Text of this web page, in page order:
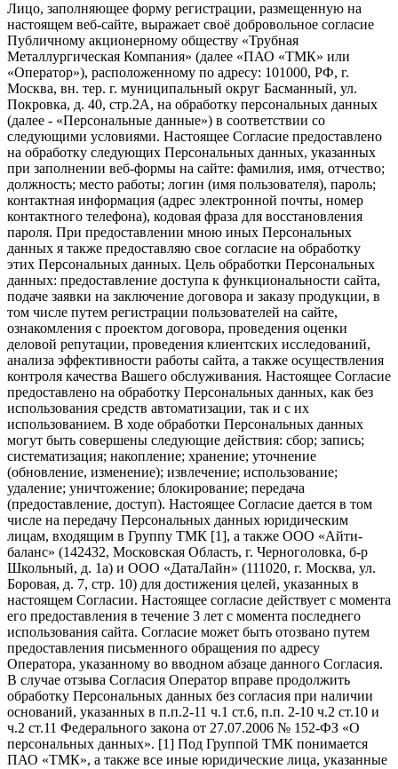
Лицо, заполняющее форму регистрации, размещенную на
настоящем веб-сайте, выражает своё добровольное согласие
Публичному акционерному обществу «Трубная
Металлургическая Компания» (далее «ПАО «ТМК» или
«Оператор»), расположенному по адресу: 101000, РФ, г.
Москва, вн. тер. г. муниципальный округ Басманный, ул.
Покровка, д. 40, стр.2А, на обработку персональных данных
(далее - «Персональные данные») в соответствии со
следующими условиями. Настоящее Согласие предоставлено
на обработку следующих Персональных данных, указанных
при заполнении веб-формы на сайте: фамилия, имя, отчество;
должность; место работы; логин (имя пользователя), пароль;
контактная информация (адрес электронной почты, номер
контактного телефона), кодовая фраза для восстановления
пароля. При предоставлении мною иных Персональных
данных я также предоставляю свое согласие на обработку
этих Персональных данных. Цель обработки Персональных
данных: предоставление доступа к функциональности сайта,
подаче заявки на заключение договора и заказу продукции, в
том числе путем регистрации пользователей на сайте,
ознакомления с проектом договора, проведения оценки
деловой репутации, проведения клиентских исследований,
анализа эффективности работы сайта, а также осуществления
контроля качества Вашего обслуживания. Настоящее Согласие
предоставлено на обработку Персональных данных, как без
использования средств автоматизации, так и с их
использованием. В ходе обработки Персональных данных
могут быть совершены следующие действия: сбор; запись;
систематизация; накопление; хранение; уточнение
(обновление, изменение); извлечение; использование;
удаление; уничтожение; блокирование; передача
(предоставление, доступ). Настоящее Согласие дается в том
числе на передачу Персональных данных юридическим
лицам, входящим в Группу ТМК [1], а также ООО «Айти-
баланс» (142432, Московская Область, г. Черноголовка, б-р
Школьный, д. 1а) и ООО «ДатаЛайн» (111020, г. Москва, ул.
Боровая, д. 7, стр. 10) для достижения целей, указанных в
настоящем Согласии. Настоящее согласие действует с момента
его предоставления в течение 3 лет с момента последнего
использования сайта. Согласие может быть отозвано путем
предоставления письменного обращения по адресу
Оператора, указанному во вводном абзаце данного Согласия.
В случае отзыва Согласия Оператор вправе продолжить
обработку Персональных данных без согласия при наличии
оснований, указанных в п.п.2-11 ч.1 ст.6, п.п. 2-10 ч.2 ст.10 и
ч.2 ст.11 Федерального закона от 27.07.2006 № 152-ФЗ «О
персональных данных». [1] Под Группой ТМК понимается
ПАО «ТМК», а также все иные юридические лица, указанные